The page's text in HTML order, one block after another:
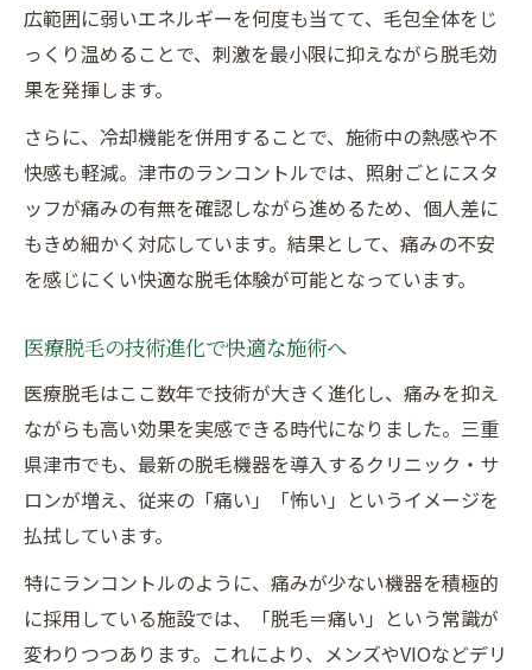
広範囲に弱いエネルギーを何度も当てて、毛包全体をじ
っくり温めることで、刺激を最小限に抑えながら脱毛効
果を発揮します。
さらに、冷却機能を併用することで、施術中の熱感や不
快感も軽減。津市のランコントルでは、照射ごとにスタ
ッフが痛みの有無を確認しながら進めるため、個人差に
もきめ細かく対応しています。結果として、痛みの不安
を感じにくい快適な脱毛体験が可能となっています。
医療脱毛の技術進化で快適な施術へ
医療脱毛はここ数年で技術が大きく進化し、痛みを抑え
ながらも高い効果を実感できる時代になりました。三重
県津市でも、最新の脱毛機器を導入するクリニック・サ
ロンが増え、従来の「痛い」「怖い」というイメージを
払拭しています。
特にランコントルのように、痛みが少ない機器を積極的
に採用している施設では、「脱毛＝痛い」という常識が
変わりつつあります。これにより、メンズやVIOなどデリ